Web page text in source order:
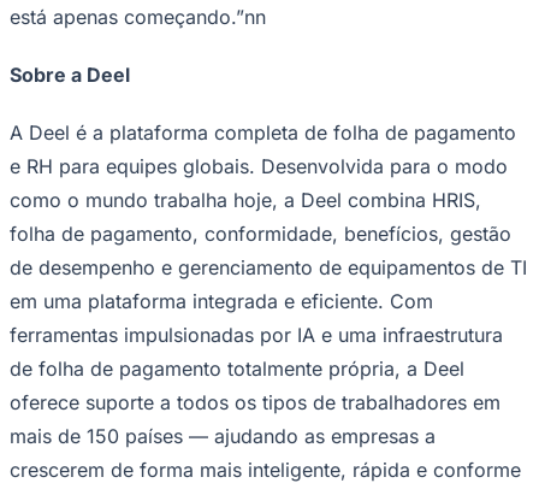
está apenas começando.”nn
Sobre a Deel
A Deel é a plataforma completa de folha de pagamento
e RH para equipes globais. Desenvolvida para o modo
como o mundo trabalha hoje, a Deel combina HRIS,
folha de pagamento, conformidade, benefícios, gestão
de desempenho e gerenciamento de equipamentos de TI
em uma plataforma integrada e eficiente. Com
ferramentas impulsionadas por IA e uma infraestrutura
de folha de pagamento totalmente própria, a Deel
oferece suporte a todos os tipos de trabalhadores em
mais de 150 países — ajudando as empresas a
crescerem de forma mais inteligente, rápida e conforme